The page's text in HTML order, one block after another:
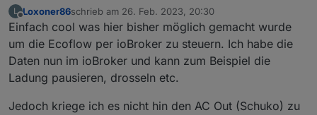
ich habe in allen Skripten und im Adapter immer
meine eigenen userID tokens usw genommen.
bei mir wird unter Objekte leider auch kein
Eintrag gesetzt
L
Offline
Loxoner86schrieb am 26. Feb. 2023, 20:30
zuletzt editiert von
Einfach cool was hier bisher möglich gemacht wurde
um die Ecoflow per ioBroker zu steuern. Ich habe die
Daten nun im ioBroker und kann zum Beispiel die
Ladung pausieren, drosseln etc.
Jedoch kriege ich es nicht hin den AC Out (Schuko) zu